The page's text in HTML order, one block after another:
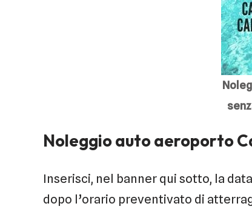
Noleggio auto aeroporto
Inserisci, nel banner qui sotto, la
dopo l’orario preventivato di